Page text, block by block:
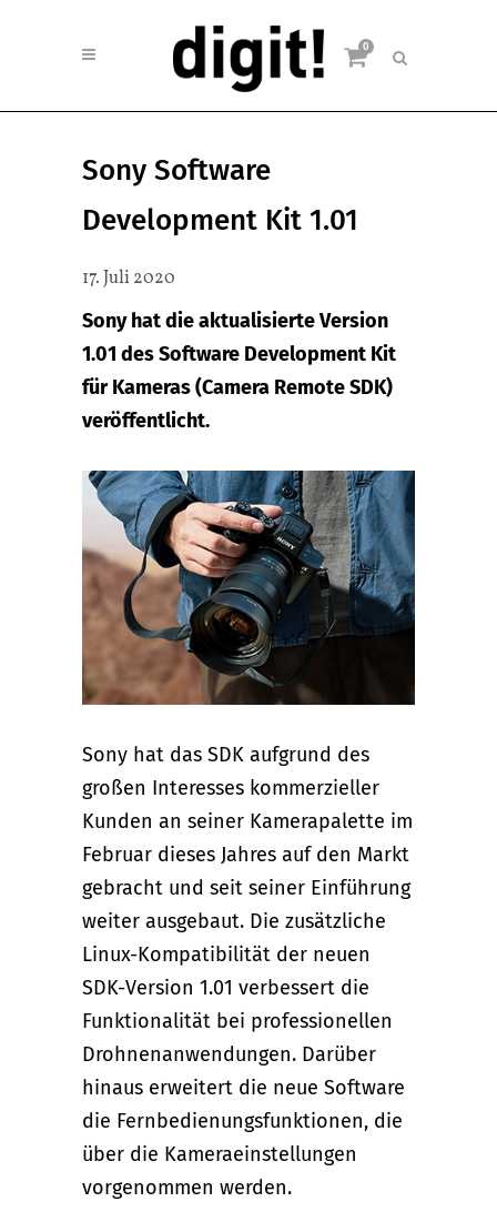
0
Sony Software
Development Kit 1.01
17. Juli 2020
Sony hat die aktualisierte Version
1.01 des Software Development Kit
für Kameras (Camera Remote SDK)
veröffentlicht.
Sony hat das SDK aufgrund des
großen Interesses kommerzieller
Kunden an seiner Kamerapalette im
Februar dieses Jahres auf den Markt
gebracht und seit seiner Einführung
weiter ausgebaut. Die zusätzliche
Linux-Kompatibilität der neuen
SDK-Version 1.01 verbessert die
Funktionalität bei professionellen
Drohnenanwendungen. Darüber
hinaus erweitert die neue Software
die Fernbedienungsfunktionen, die
über die Kameraeinstellungen
vorgenommen werden.